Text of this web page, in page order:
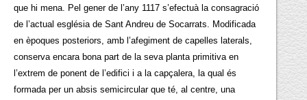
que hi mena. Pel gener de l’any 1117 s’efectuà la consagració
de l’actual església de Sant Andreu de Socarrats. Modificada
en èpoques posteriors, amb l’afegiment de capelles laterals,
conserva encara bona part de la seva planta primitiva en
l’extrem de ponent de l’edifici i a la capçalera, la qual és
formada per un absis semicircular que té, al centre, una